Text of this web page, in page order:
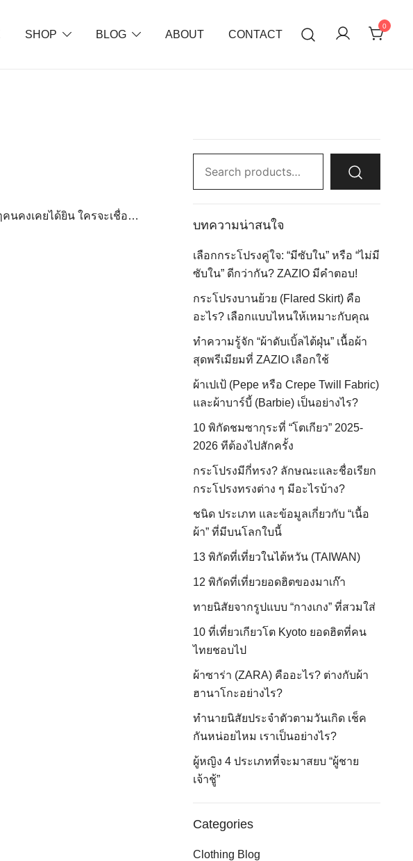
SHOP BLOG ABOUT CONTACT
0
คนคงเคยได้ยิน ใครจะเชื่อ…
for:
บทความน่าสนใจ
เลือกกระโปรงคู่ใจ: “มีซับใน” หรือ “ไม่มี
ซับใน” ดีกว่ากัน? ZAZIO มีคำตอบ!
กระโปรงบานย้วย (Flared Skirt) คือ
อะไร? เลือกแบบไหนให้เหมาะกับคุณ
ทำความรู้จัก “ผ้าดับเบิ้ลไต้ฝุ่น” เนื้อผ้า
สุดพรีเมียมที่ ZAZIO เลือกใช้
ผ้าเปเป้ (Pepe หรือ Crepe Twill Fabric)
และผ้าบาร์บี้ (Barbie) เป็นอย่างไร?
10 พิกัดชมซากุระที่ “โตเกียว” 2025-
2026 ทีต้องไปสักครั้ง
กระโปรงมีกี่ทรง? ลักษณะและชื่อเรียก
กระโปรงทรงต่าง ๆ มีอะไรบ้าง?
ชนิด ประเภท และข้อมูลเกี่ยวกับ “เนื้อ
ผ้า” ที่มีบนโลกใบนี้
13 พิกัดที่เที่ยวในไต้หวัน (TAIWAN)
12 พิกัดที่เที่ยวยอดฮิตของมาเก๊า
ทายนิสัยจากรูปแบบ “กางเกง” ที่สวมใส่
10 ที่เที่ยวเกียวโต Kyoto ยอดฮิตที่คน
ไทยชอบไป
ผ้าซาร่า (ZARA) คืออะไร? ต่างกับผ้า
ฮานาโกะอย่างไร?
ทำนายนิสัยประจำตัวตามวันเกิด เช็ค
กันหน่อยไหม เราเป็นอย่างไร?
ผู้หญิง 4 ประเภทที่จะมาสยบ “ผู้ชาย
เจ้าชู้”
Categories
Clothing Blog